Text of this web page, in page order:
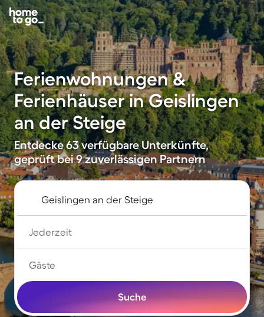
Ferienwohnungen &
Ferienhäuser in Geislingen
an der Steige
Entdecke 63 verfügbare Unterkünfte,
geprüft bei 9 zuverlässigen Partnern
Jederzeit
Gäste
Suche